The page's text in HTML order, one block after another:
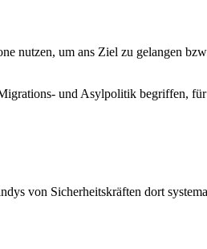
nutzen, um ans Ziel zu gelangen
und Asylpolitik begriffen,
von Sicherheitskräften dort